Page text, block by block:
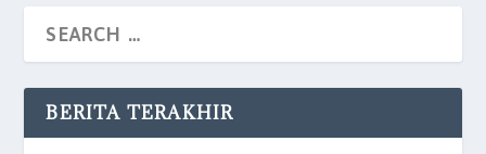
BERITA TERAKHIR